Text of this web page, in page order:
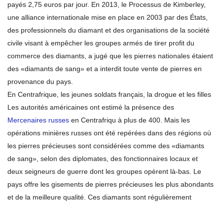
payés 2,75 euros par jour. En 2013, le Processus de Kimberley,
une alliance internationale mise en place en 2003 par des États,
des professionnels du diamant et des organisations de la société
civile visant à empêcher les groupes armés de tirer profit du
commerce des diamants, a jugé que les pierres nationales étaient
des «diamants de sang» et a interdit toute vente de pierres en
provenance du pays.
En Centrafrique, les jeunes soldats français, la drogue et les filles
Les autorités américaines ont estimé la présence des
Mercenaires russes en Centrafriqu à plus de 400. Mais les
opérations minières russes ont été repérées dans des régions où
les pierres précieuses sont considérées comme des «diamants
de sang», selon des diplomates, des fonctionnaires locaux et
deux seigneurs de guerre dont les groupes opèrent là-bas. Le
pays offre les gisements de pierres précieuses les plus abondants
et de la meilleure qualité. Ces diamants sont régulièrement